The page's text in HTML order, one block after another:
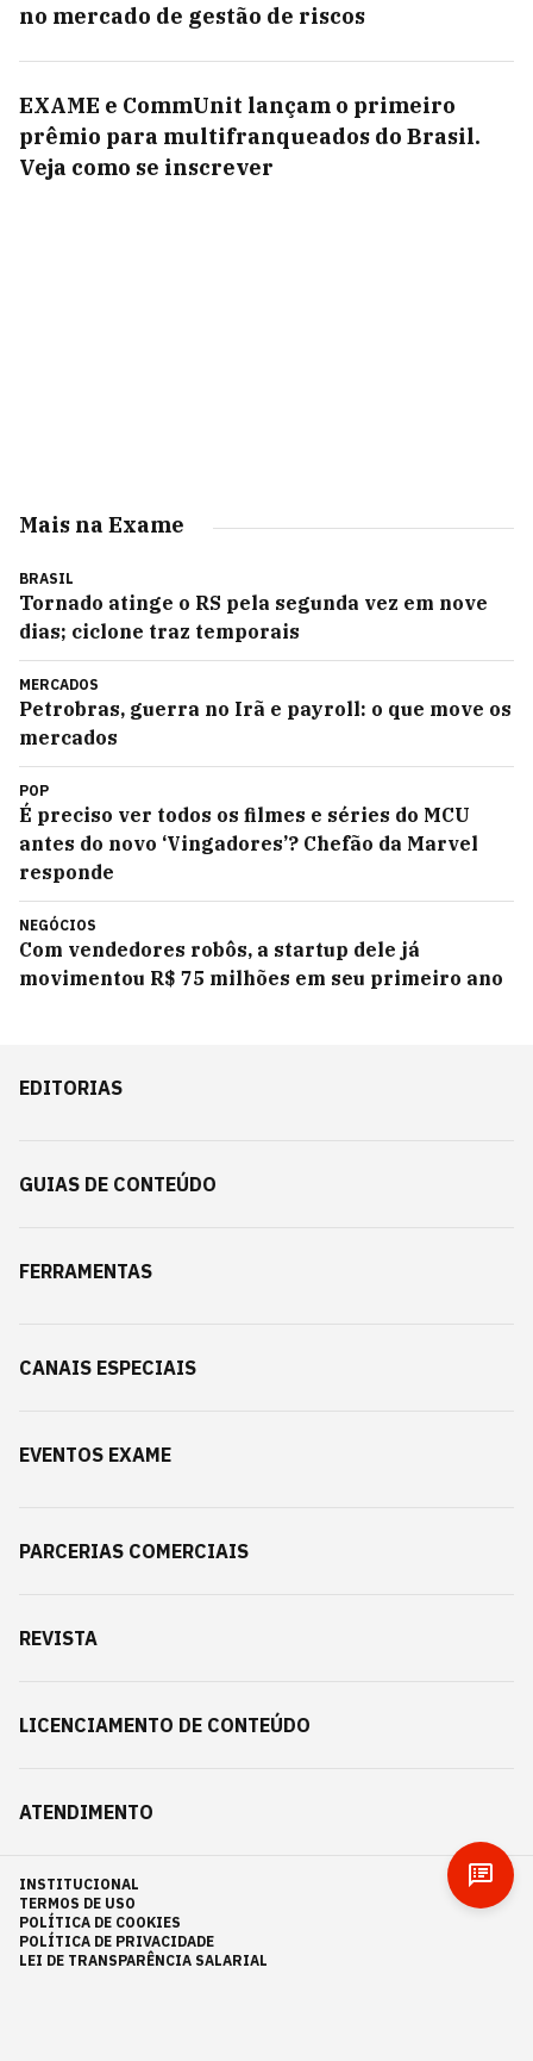
no mercado de gestão de riscos
EXAME e CommUnit lançam o primeiro
prêmio para multifranqueados do Brasil.
Veja como se inscrever
Mais na Exame
BRASIL
Tornado atinge o RS pela segunda vez em nove
dias; ciclone traz temporais
MERCADOS
Petrobras, guerra no Irã e payroll: o que move os
mercados
POP
É preciso ver todos os filmes e séries do MCU
antes do novo ‘Vingadores’? Chefão da Marvel
responde
NEGÓCIOS
Com vendedores robôs, a startup dele já
movimentou R$ 75 milhões em seu primeiro ano
EDITORIAS
GUIAS DE CONTEÚDO
FERRAMENTAS
CANAIS ESPECIAIS
EVENTOS EXAME
PARCERIAS COMERCIAIS
REVISTA
LICENCIAMENTO DE CONTEÚDO
ATENDIMENTO
INSTITUCIONAL
TERMOS DE USO
POLÍTICA DE COOKIES
POLÍTICA DE PRIVACIDADE
LEI DE TRANSPARÊNCIA SALARIAL